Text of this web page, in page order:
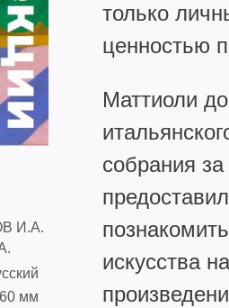
И.А.
мм
только
ценностью
Маттиоли
собрания
искусства